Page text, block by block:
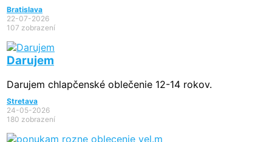
Bratislava
22-07-2026
107 zobrazení
Darujem
Darujem chlapčenské oblečenie 12-14 rokov.
Stretava
24-05-2026
180 zobrazení